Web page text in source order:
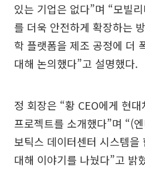
있는 기업은 없다”며 “모빌
를 더욱 안전하게 확장하는
학 플랫폼을 제조 공정에 더
대해 논의했다”고 설명했다.
정 회장은 “황 CEO에게 현
프로젝트를 소개했다”며 “(
보틱스 데이터센터 시스템을
대해 이야기를 나눴다”고 밝